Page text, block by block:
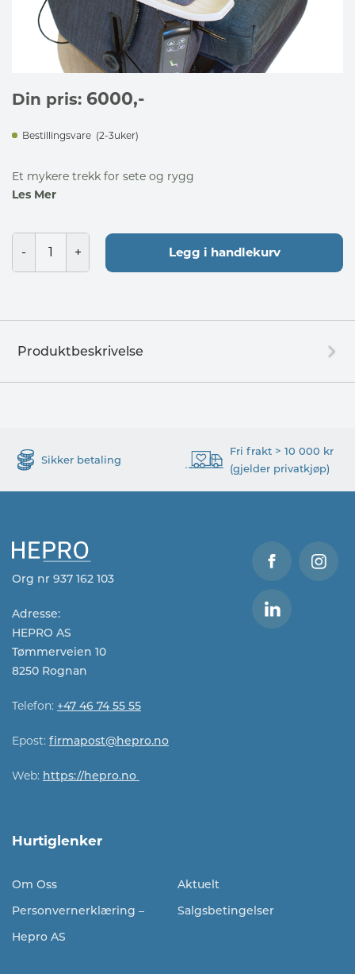
Din pris: 6000,-
Bestillingsvare (2-3uker)
Et mykere trekk for sete og rygg
Les Mer
Legg i handlekurv
Produktbeskrivelse
Sikker betaling
Fri frakt > 10 000 kr
(gjelder privatkjøp)
Org nr 937 162 103
Adresse:
HEPRO AS
Tømmerveien 10
8250 Rognan
Telefon: +47 46 74 55 55
Epost: firmapost@hepro.no​​
Web: https://hepro.no
Hurtiglenker
Om Oss
Aktuelt
Personvernerklæring –
Hepro AS
Salgsbetingelser